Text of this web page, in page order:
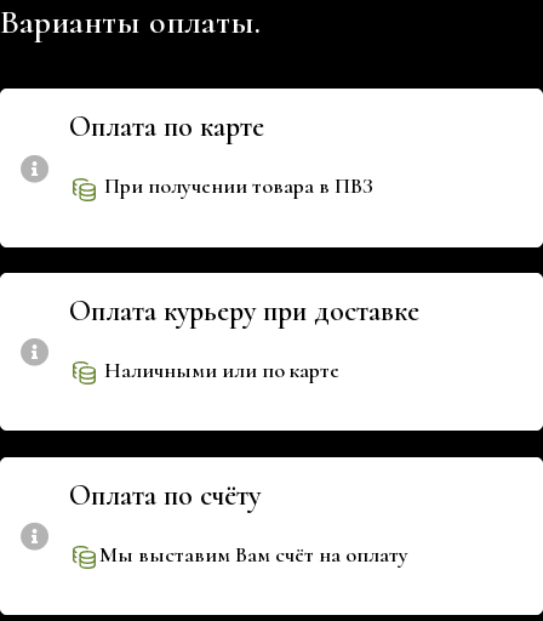
Варианты оплаты.
Оплата по карте
При получении товара в ПВЗ
Оплата курьеру при доставке
Наличными или по карте
Оплата по счёту
Мы выставим Вам счёт на оплату